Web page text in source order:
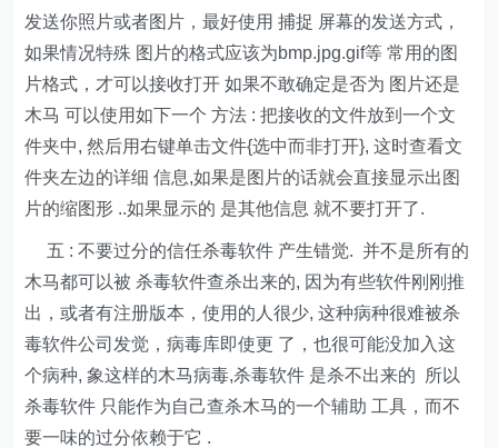
发送你照片或者图片，最好使用 捕捉 屏幕的发送方式，
如果情况特殊 图片的格式应该为bmp.jpg.gif等 常用的图
片格式，才可以接收打开 如果不敢确定是否为 图片还是
木马 可以使用如下一个 方法 : 把接收的文件放到一个文
件夹中, 然后用右键单击文件{选中而非打开}, 这时查看文
件夹左边的详细 信息,如果是图片的话就会直接显示出图
片的缩图形 ..如果显示的 是其他信息 就不要打开了.
五 : 不要过分的信任杀毒软件 产生错觉. 并不是所有的
木马都可以被 杀毒软件查杀出来的, 因为有些软件刚刚推
出，或者有注册版本，使用的人很少, 这种病种很难被杀
毒软件公司发觉，病毒库即使更 了，也很可能没加入这
个病种, 象这样的木马病毒,杀毒软件 是杀不出来的 所以
杀毒软件 只能作为自己查杀木马的一个辅助 工具，而不
要一味的过分依赖于它 .